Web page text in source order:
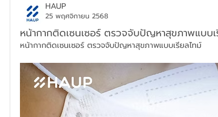
HAUP
25 พฤศจิกายน 2568
หน้ากากติดเซนเซอร์ ตรวจจับปัญหาสุขภาพแบบ
หน้ากากติดเซนเซอร์ ตรวจจับปัญหาสุขภาพแบบเรียลไทม์